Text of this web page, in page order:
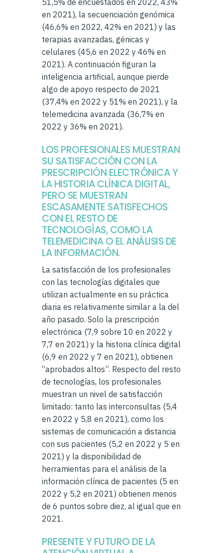
en 2021), la secuenciación genómica
(46,6% en 2022, 42% en 2021) y las
terapias avanzadas, génicas y
celulares (45,6 en 2022 y 46% en
2021). A continuación figuran la
inteligencia artificial, aunque pierde
algo de apoyo respecto de 2021
(37,4% en 2022 y 51% en 2021), y la
telemedicina avanzada (36,7% en
2022 y 36% en 2021).
LOS PROFESIONALES MUESTRAN
SU SATISFACCIÓN CON LA
PRESCRIPCIÓN ELECTRÓNICA Y
LA HISTORIA CLÍNICA DIGITAL,
PERO SE MUESTRAN
ESCASAMENTE SATISFECHOS
CON EL RESTO DE
TECNOLOGÍAS, COMO LA
TELEMEDICINA O EL ANÁLISIS DE
LA INFORMACIÓN.
La satisfacción de los profesionales
con las tecnologías digitales que
utilizan actualmente en su práctica
diaria es relativamente similar a la del
año pasado. Solo la prescripción
electrónica (7,9 sobre 10 en 2022 y
7,7 en 2021) y la historia clínica digital
(6,9 en 2022 y 7 en 2021), obtienen
“aprobados altos”. Respecto del resto
de tecnologías, los profesionales
muestran un nivel de satisfacción
limitado: tanto las interconsultas (5,4
en 2022 y 5,8 en 2021), como los
sistemas de comunicación a distancia
con sus pacientes (5,2 en 2022 y 5 en
2021) y la disponibilidad de
herramientas para el análisis de la
información clínica de pacientes (5 en
2022 y 5,2 en 2021) obtienen menos
de 6 puntos sobre diez, al igual que en
2021.
PRESENTE Y FUTURO DE LA